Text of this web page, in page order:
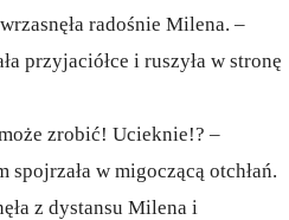
radośnie Milena. –
przyjaciółce i ruszyła w stronę
zrobić! Ucieknie!? –
w migoczącą otchłań.
z dystansu Milena i